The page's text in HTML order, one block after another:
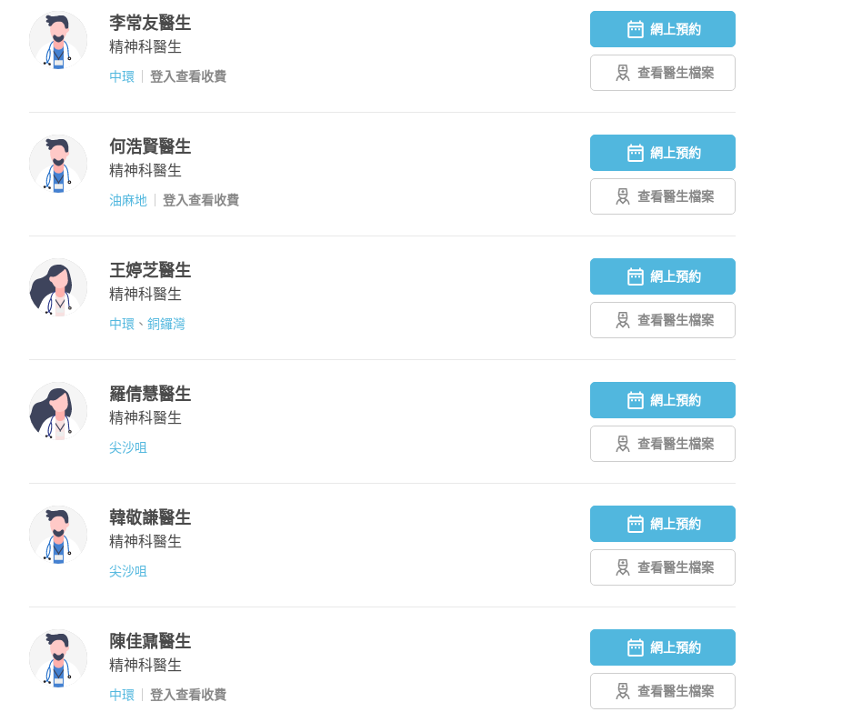
李常友醫生
精神科醫生
中環 登入查看收費
網上預約
查看醫生檔案
何浩賢醫生
精神科醫生
油麻地 登入查看收費
網上預約
查看醫生檔案
王婷芝醫生
精神科醫生
中環 、 銅鑼灣
網上預約
查看醫生檔案
羅倩慧醫生
精神科醫生
尖沙咀
網上預約
查看醫生檔案
韓敬謙醫生
精神科醫生
尖沙咀
網上預約
查看醫生檔案
陳佳鼐醫生
精神科醫生
中環 登入查看收費
網上預約
查看醫生檔案